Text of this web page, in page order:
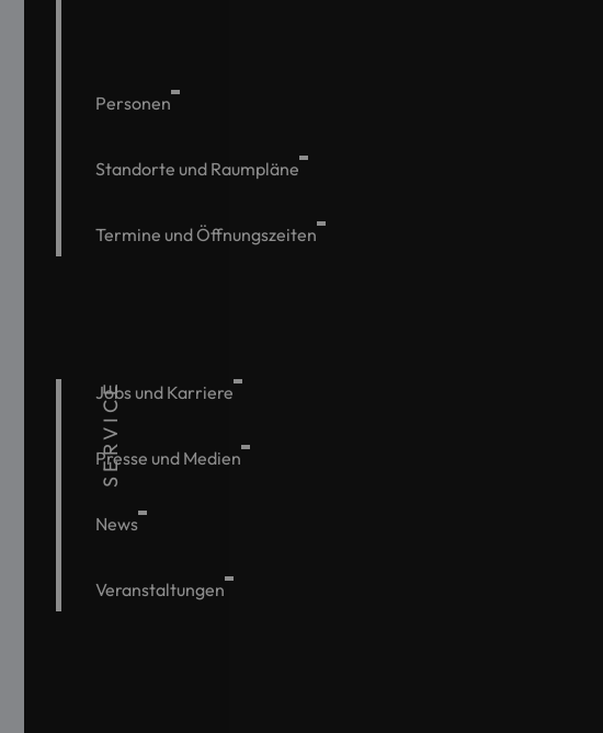
Personen
Standorte und Raumpläne
Termine und Öffnungszeiten
SERVICE
Jobs und Karriere
Presse und Medien
News
Veranstaltungen